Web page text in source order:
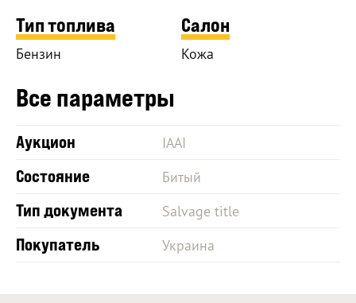
Тип топлива
Бензин
Салон
Кожа
Все параметры
Аукцион IAAI
Состояние Битый
Тип документа Salvage title
Покупатель Украина